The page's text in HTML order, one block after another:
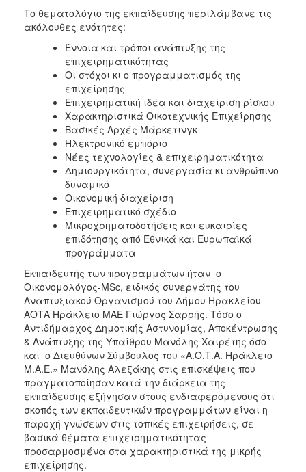
Το θεματολόγιο της εκπαίδευσης περιλάμβανε τις
ακόλουθες ενότητες:
Έννοια και τρόποι ανάπτυξης της
επιχειρηματικότητας
Οι στόχοι κι ο προγραμματισμός της
επιχείρησης
Επιχειρηματική ιδέα και διαχείριση ρίσκου
Χαρακτηριστικά Οικοτεχνικής Επιχείρησης
Βασικές Αρχές Μάρκετινγκ
Ηλεκτρονικό εμπόριο
Νέες τεχνολογίες & επιχειρηματικότητα
Δημιουργικότητα, συνεργασία κι ανθρώπινο
δυναμικό
Οικονομική διαχείριση
Επιχειρηματικό σχέδιο
Μικροχρηματοδοτήσεις και ευκαιρίες
επιδότησης από Εθνικά και Ευρωπαϊκά
προγράμματα
Εκπαιδευτής των προγραμμάτων ήταν ο
Οικονομολόγος-MSc, ειδικός συνεργάτης του
Αναπτυξιακού Οργανισμού του Δήμου Ηρακλείου
ΑΟΤΑ Ηράκλειο ΜΑΕ Γιώργος Σαρρής. Τόσο ο
Αντιδήμαρχος Δημοτικής Αστυνομίας, Αποκέντρωσης
& Ανάπτυξης της Υπαίθρου Μανόλης Χαιρέτης όσο
και ο Διευθύνων Σύμβουλος του «Α.Ο.Τ.Α. Ηράκλειο
Μ.Α.Ε.» Μανόλης Αλεξάκης στις επισκέψεις που
πραγματοποίησαν κατά την διάρκεια της
εκπαίδευσης εξήγησαν στους ενδιαφερόμενους ότι
σκοπός των εκπαιδευτικών προγραμμάτων είναι η
παροχή γνώσεων στις τοπικές επιχειρήσεις, σε
βασικά θέματα επιχειρηματικότητας
προσαρμοσμένα στα χαρακτηριστικά της μικρής
επιχείρησης.